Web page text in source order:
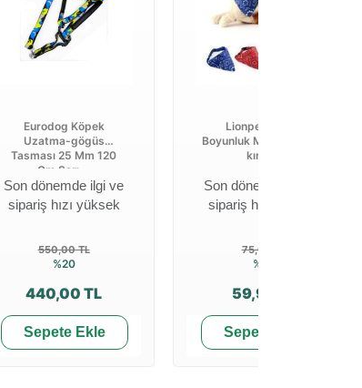
Eurodog Köpek
Uzatma-gögüs
Tasması 25 Mm 120
Cm Sarı ...
Son dönemde ilgi ve
sipariş hızı yüksek
550,00 TL
%20
440,00 TL
Sepete Ekle
Lionpet Köpek
Boyunluk Mavi-pembe-
kırmızı
Son dönemde ilgi ve
sipariş hızı yüksek
75,00 TL
%20
59,99 TL
Sepete Ekle